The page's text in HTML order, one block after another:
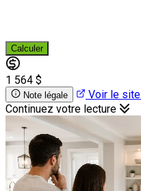
Calculer
1 564 $
Note légale Voir le site
Continuez votre lecture